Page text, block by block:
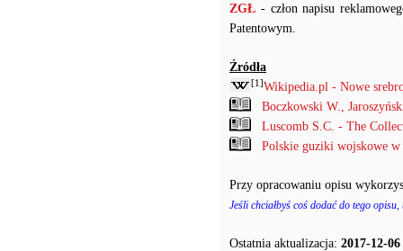
ZGŁ - człon napisu
Patentowym.
Źródła
[1]Wikipedia.pl - Nowe
Boczkowski W.,
Luscomb S.C. - The
Polskie guziki wojskowe
Przy opracowaniu opisu
Jeśli chciałbyś coś dodać do tego
Ostatnia aktualizacja: 2017-12-